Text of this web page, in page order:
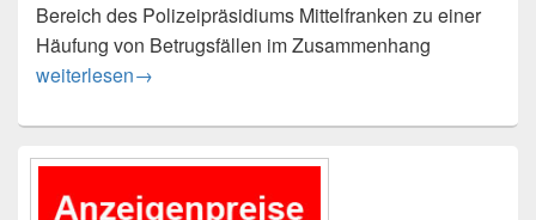
Bereich des Polizeipräsidiums Mittelfranken zu einer
Häufung von Betrugsfällen im Zusammenhang
Phishing bei Neobroker – Warnhinweis der Polizei
weiterlesen→
Primärer
Widgetbereich